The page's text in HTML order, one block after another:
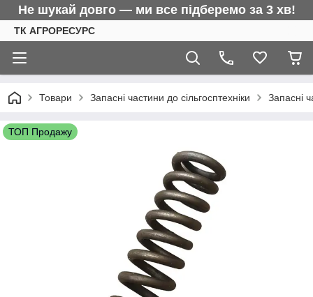
Не шукай довго — ми все підберемо за 3 хв!
ТК АГРОРЕСУРС
Товари Запасні частини до сільгосптехніки Запасні
ТОП Продажу